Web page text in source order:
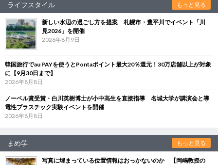
ライフスタイル もっと見る
新しい水辺の過ごし方を提案 札幌市・豊平川でイベント「川
見2026」を開催
2026年8月9日
韓国旅行でau PAYを使うとPontaポイント最大20％還元！30万店舗以上が対象
に【9月30日まで】
2026年8月8日
ノーベル賞受賞・白川英樹博士が小中高生を直接指導 名城大学が講演会と導
電性プラスチック実験イベントを開催
2026年8月8日
まめ学 もっと見る
写真に埋まっている位置情報はおっかないのか 【岡嶋教授の